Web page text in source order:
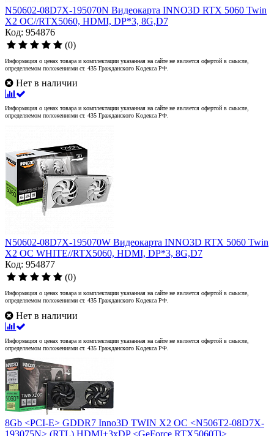
N50602-08D7X-195070N Видеокарта INNO3D RTX 5060 Twin
X2 OC//RTX5060, HDMI, DP*3, 8G,D7
Код: 954876
(0)
Информация о ценах товара и комплектации указанная на сайте не является офертой в смысле,
определяемом положениями ст. 435 Гражданского Кодекса РФ.
Нет в наличии
Информация о ценах товара и комплектации указанная на сайте не является офертой в смысле,
определяемом положениями ст. 435 Гражданского Кодекса РФ.
N50602-08D7X-195070W Видеокарта INNO3D RTX 5060 Twin
X2 OC WHITE//RTX5060, HDMI, DP*3, 8G,D7
Код: 954877
(0)
Информация о ценах товара и комплектации указанная на сайте не является офертой в смысле,
определяемом положениями ст. 435 Гражданского Кодекса РФ.
Нет в наличии
Информация о ценах товара и комплектации указанная на сайте не является офертой в смысле,
определяемом положениями ст. 435 Гражданского Кодекса РФ.
8Gb <PCI-E> GDDR7 Inno3D TWIN X2 OC <N506T2-08D7X-